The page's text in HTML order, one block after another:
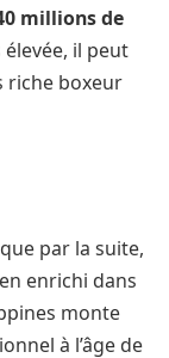
millions de
il peut
riche boxeur
par la suite,
enrichi dans
monte
à l’âge de